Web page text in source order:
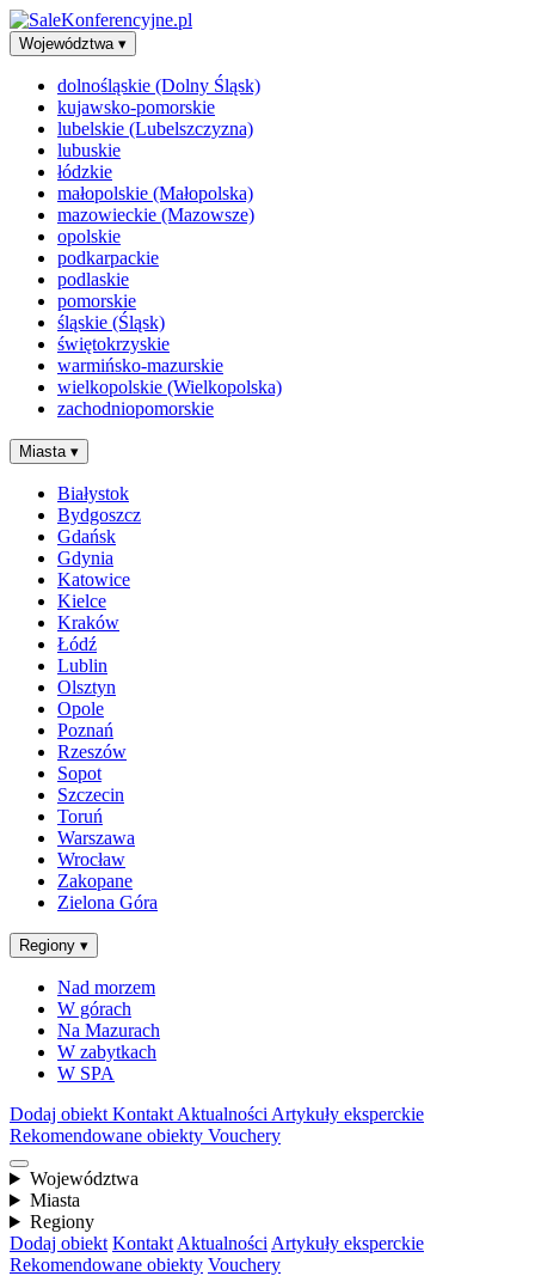
Województwa ▾
dolnośląskie (Dolny Śląsk)
kujawsko-pomorskie
lubelskie (Lubelszczyzna)
lubuskie
łódzkie
małopolskie (Małopolska)
mazowieckie (Mazowsze)
opolskie
podkarpackie
podlaskie
pomorskie
śląskie (Śląsk)
świętokrzyskie
warmińsko-mazurskie
wielkopolskie (Wielkopolska)
zachodniopomorskie
Miasta ▾
Białystok
Bydgoszcz
Gdańsk
Gdynia
Katowice
Kielce
Kraków
Łódź
Lublin
Olsztyn
Opole
Poznań
Rzeszów
Sopot
Szczecin
Toruń
Warszawa
Wrocław
Zakopane
Zielona Góra
Regiony ▾
Nad morzem
W górach
Na Mazurach
W zabytkach
W SPA
Dodaj obiekt Kontakt Aktualności Artykuły eksperckie
Rekomendowane obiekty Vouchery
Województwa
Miasta
Regiony
Dodaj obiekt Kontakt Aktualności Artykuły eksperckie
Rekomendowane obiekty Vouchery